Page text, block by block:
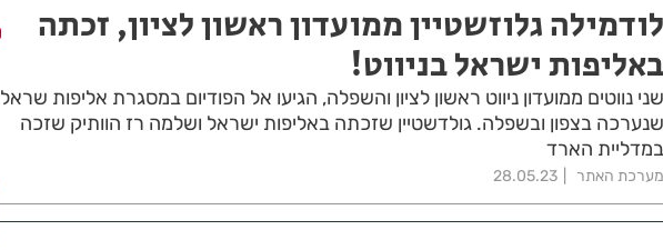
לודמילה גלוזשטיין ממועדון ראשון לציון, זכתה
באליפות ישראל בניווט!
שני נווטים ממועדון ניווט ראשון לציון והשפלה, הגיעו אל הפודיום במסגרת אליפות שראל
שנערכה בצפון ובשפלה. גולדשטיין שזכתה באליפות ישראל ושלמה רז הוותיק שזכה
במדליית הארד
מערכת האתר 28.05.23